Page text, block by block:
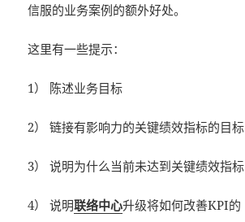
信服的业务案例的额外好处。
这里有一些提示：
1） 陈述业务目标
2） 链接有影响力的关键绩效指标的目标
3） 说明为什么当前未达到关键绩效指标
4） 说明联络中心升级将如何改善KPI的